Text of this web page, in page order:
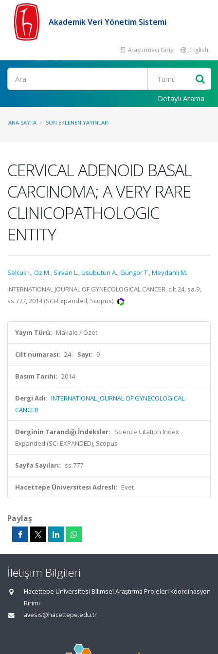
Akademik Veri Yönetim Sistemi
Araştırmacı Girişi English
Ara
Detaylı Arama
ANA SAYFA SON EKLENEN YAYINLAR
CERVICAL ADENOID BASAL
CARCINOMA; A VERY RARE
CLINICOPATHOLOGIC
ENTITY
Selcuk I.,Oz M., Sirvan L.,Usubutun A.,Gungor T.,Meydanli M.
INTERNATIONAL JOURNAL OF GYNECOLOGICAL CANCER, cilt.24, sa.9,
ss.777, 2014 (SCI-Expanded, Scopus)
Yayın Türü: Makale / Özet
Cilt numarası: 24 Sayı: 9
Basım Tarihi: 2014
Dergi Adı: INTERNATIONAL JOURNAL OF GYNECOLOGICAL
CANCER
Derginin Tarandığı İndeksler: Science Citation Index
Expanded (SCI-EXPANDED), Scopus
Sayfa Sayıları: ss.777
Hacettepe Üniversitesi Adresli: Evet
Paylaş
İletişim Bilgileri
Hacettepe Üniversitesi Bilimsel Araştırma Projeleri Koordinasyon
Birimi
avesis@hacettepe.edu.tr